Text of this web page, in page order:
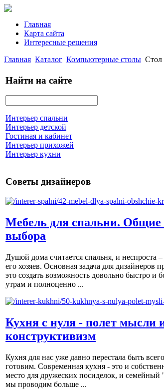
Главная
Карта сайта
Интересные решения
Главная Каталог Компьютерные столы Стол
Найти на сайте
Интерьер спальни
Интерьер детской
Гостиная и кабинет
Интерьер прихожей
Интерьер кухни
Советы дизайнеров
Мебель для спальни. Общие
выбора
Душой дома считается спальня, и неспроста
его хозяев. Основная задача для дизайнеров
это создать возможность довольно быстро и
утрам и полноценно ...
Кухня с нуля - полет мысли
конструктивизм
Кухня для нас уже давно перестала быть
готовим. Современная кухня - это и
место для дружеских посиделок, и
мы проводим больше ...